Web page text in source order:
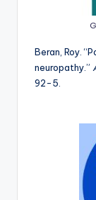
Beran, Roy.
neuropathy.”
92-5.